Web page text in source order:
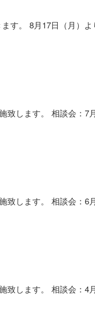
す。 8月17日（月）
致します。 相談会：7
致します。 相談会：6
致します。 相談会：4